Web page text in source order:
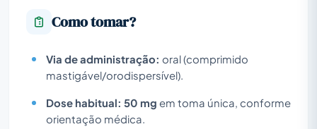
Como tomar?
Via de administração: oral (comprimido
mastigável/orodispersível).
Dose habitual: 50 mg em toma única, conforme
orientação médica.